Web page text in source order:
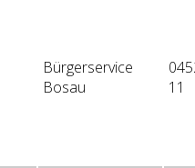
Bürgerservice
Bosau
11